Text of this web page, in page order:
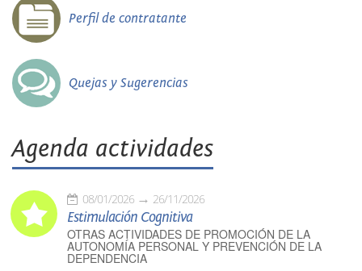
Perfil de contratante
Quejas y Sugerencias
Agenda actividades
08/01/2026 26/11/2026
Estimulación Cognitiva
OTRAS ACTIVIDADES DE PROMOCIÓN DE LA
AUTONOMÍA PERSONAL Y PREVENCIÓN DE LA
DEPENDENCIA